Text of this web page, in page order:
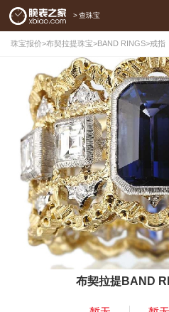
> 查珠宝
珠宝报价>布契拉提珠宝>BAND RINGS>戒指
布契拉提BAND